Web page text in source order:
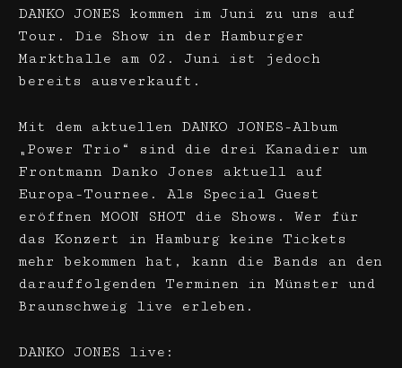
DANKO JONES kommen im Juni zu uns auf
Tour. Die Show in der Hamburger
Markthalle am 02. Juni ist jedoch
bereits ausverkauft.
Mit dem aktuellen DANKO JONES-Album
„Power Trio“ sind die drei Kanadier um
Frontmann Danko Jones aktuell auf
Europa-Tournee. Als Special Guest
eröffnen MOON SHOT die Shows. Wer für
das Konzert in Hamburg keine Tickets
mehr bekommen hat, kann die Bands an den
darauffolgenden Terminen in Münster und
Braunschweig live erleben.
DANKO JONES live: